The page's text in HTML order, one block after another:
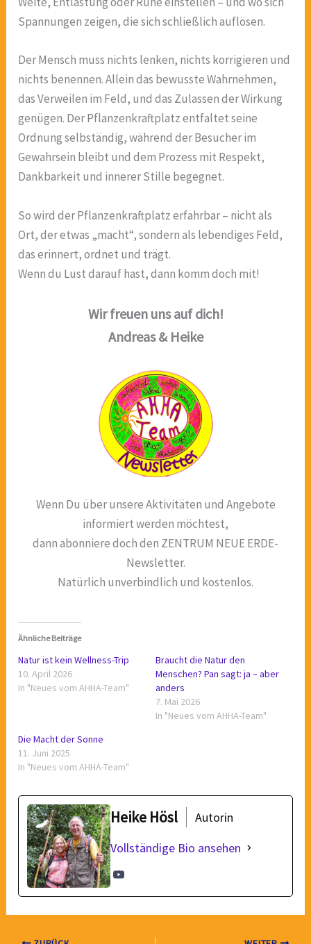
Spannungen zeigen, die sich schließlich auflösen.
Der Mensch muss nichts lenken, nichts korrigieren und
nichts benennen. Allein das bewusste Wahrnehmen,
das Verweilen im Feld, und das Zulassen der Wirkung
genügen. Der Pflanzenkraftplatz entfaltet seine
Ordnung selbständig, während der Besucher im
Gewahrsein bleibt und dem Prozess mit Respekt,
Dankbarkeit und innerer Stille begegnet.
So wird der Pflanzenkraftplatz erfahrbar – nicht als
Ort, der etwas „macht“, sondern als lebendiges Feld,
das erinnert, ordnet und trägt.
Wenn du Lust darauf hast, dann komm doch mit!
Wir freuen uns auf dich!
Andreas & Heike
Wenn Du über unsere Aktivitäten und Angebote
informiert werden möchtest,
dann abonniere doch den ZENTRUM NEUE ERDE-
Newsletter.
Natürlich unverbindlich und kostenlos.
Ähnliche Beiträge
Natur ist kein Wellness-Trip
10. April 2026
In "Neues vom AHHA-Team"
Braucht die Natur den
Menschen? Pan sagt: ja – aber
anders
7. Mai 2026
In "Neues vom AHHA-Team"
Die Macht der Sonne
11. Juni 2025
In "Neues vom AHHA-Team"
Heike Hösl
Autorin
Vollständige Bio ansehen